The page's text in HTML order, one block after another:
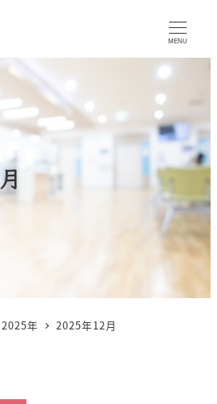
MENU
2025年 2025年12月